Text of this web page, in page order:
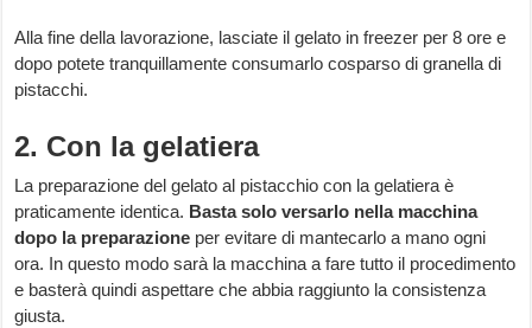
Alla fine della lavorazione, lasciate il gelato in freezer per 8 ore e
dopo potete tranquillamente consumarlo cosparso di granella di
pistacchi.
2. Con la gelatiera
La preparazione del gelato al pistacchio con la gelatiera è
praticamente identica. Basta solo versarlo nella macchina
dopo la preparazione per evitare di mantecarlo a mano ogni
ora. In questo modo sarà la macchina a fare tutto il procedimento
e basterà quindi aspettare che abbia raggiunto la consistenza
giusta.